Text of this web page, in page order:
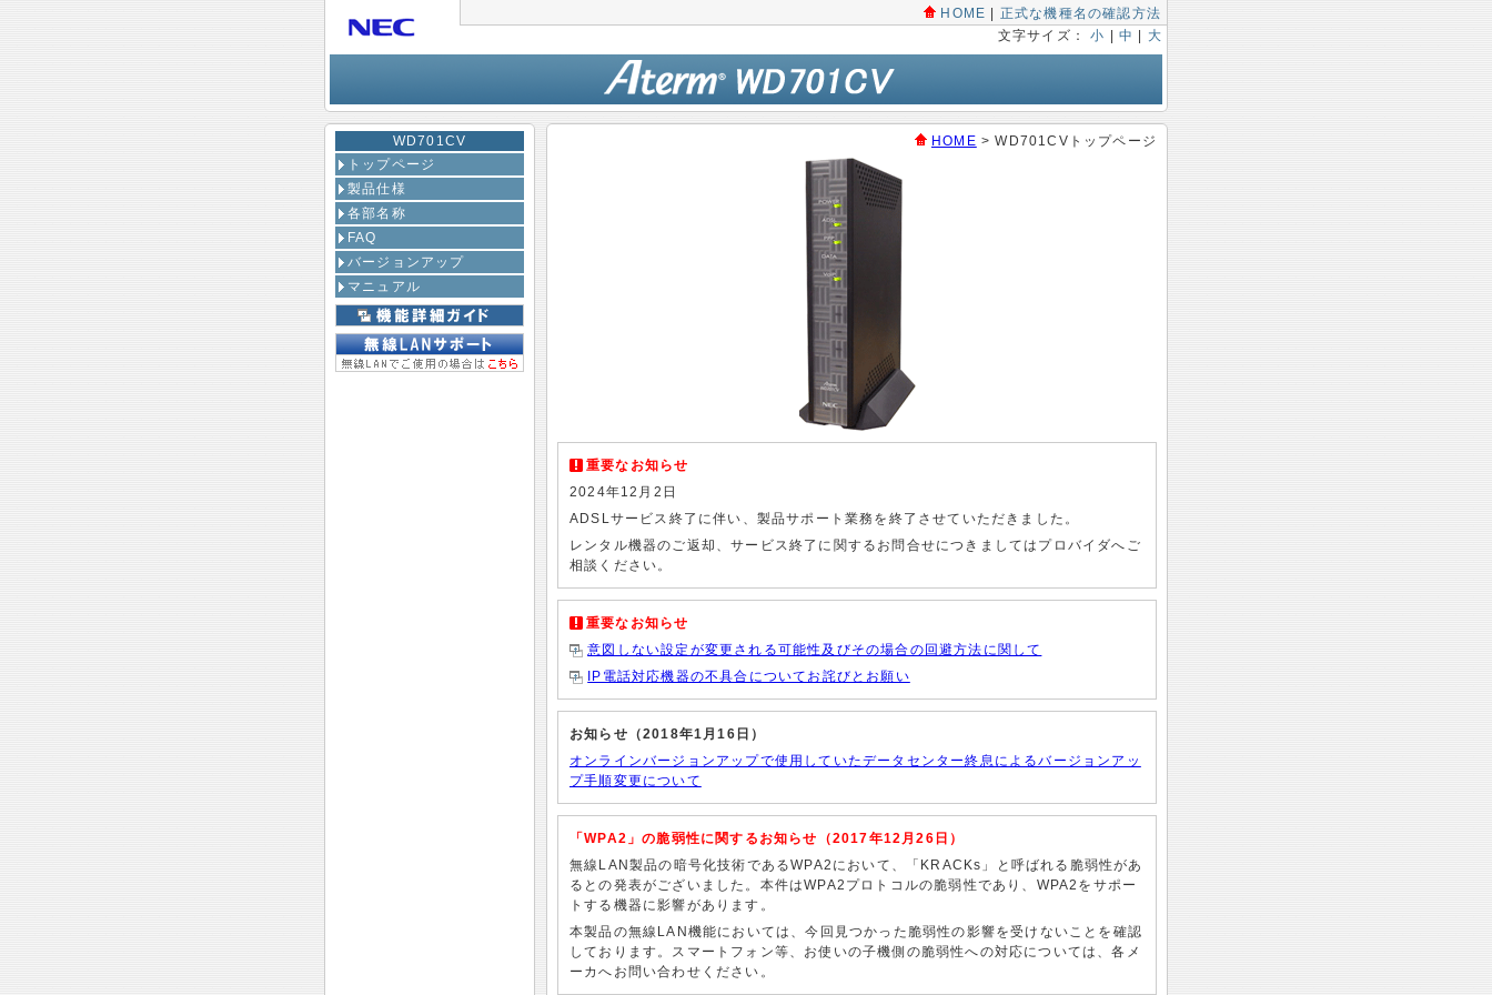
HOME
正式な機種名の確認方法
文字サイズ：
小 中 大
HOME > WD701CVトップページ
重要なお知らせ
2024年12月2日
ADSLサービス終了に伴い、製品サポート業務を終了させていただきました。
レンタル機器のご返却、サービス終了に関するお問合せにつきましてはプロバイダへご
相談ください。
重要なお知らせ
意図しない設定が変更される可能性及びその場合の回避方法に関して
IP電話対応機器の不具合についてお詫びとお願い
お知らせ（2018年1月16日）
オンラインバージョンアップで使用していたデータセンター終息によるバージョンアッ
プ手順変更について
「WPA2」の脆弱性に関するお知らせ（2017年12月26日）
無線LAN製品の暗号化技術であるWPA2において、「KRACKs」と呼ばれる脆弱性があ
るとの発表がございました。本件はWPA2プロトコルの脆弱性であり、WPA2をサポー
トする機器に影響があります。
本製品の無線LAN機能においては、今回見つかった脆弱性の影響を受けないことを確認
しております。スマートフォン等、お使いの子機側の脆弱性への対応については、各メ
ーカへお問い合わせください。
WD701CV
トップページ
製品仕様
各部名称
FAQ
バージョンアップ
マニュアル